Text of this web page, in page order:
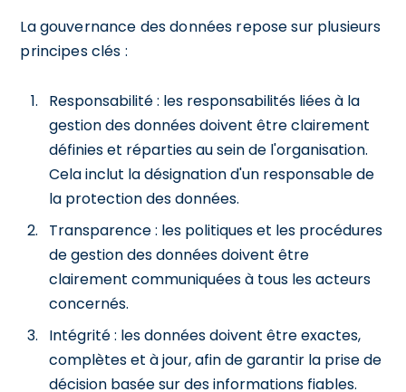
La gouvernance des données repose sur plusieurs
principes clés :
Responsabilité : les responsabilités liées à la
gestion des données doivent être clairement
définies et réparties au sein de l'organisation.
Cela inclut la désignation d'un responsable de
la protection des données.
Transparence : les politiques et les procédures
de gestion des données doivent être
clairement communiquées à tous les acteurs
concernés.
Intégrité : les données doivent être exactes,
complètes et à jour, afin de garantir la prise de
décision basée sur des informations fiables.